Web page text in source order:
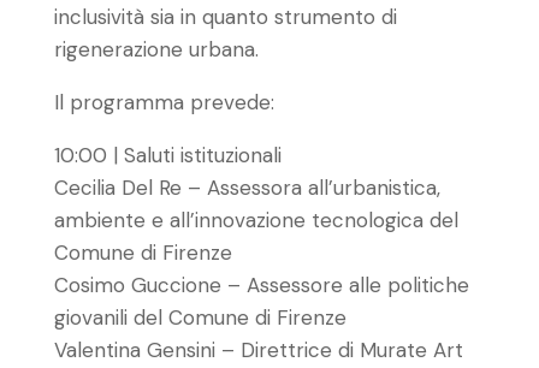
inclusività sia in quanto strumento di
rigenerazione urbana.
Il programma prevede:
10:00 | Saluti istituzionali
Cecilia Del Re – Assessora all’urbanistica,
ambiente e all’innovazione tecnologica del
Comune di Firenze
Cosimo Guccione – Assessore alle politiche
giovanili del Comune di Firenze
Valentina Gensini – Direttrice di Murate Art